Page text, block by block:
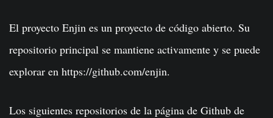
El proyecto Enjin es un proyecto de código abierto. Su
repositorio principal se mantiene activamente y se puede
explorar en https://github.com/enjin.
Los siguientes repositorios de la página de Github de